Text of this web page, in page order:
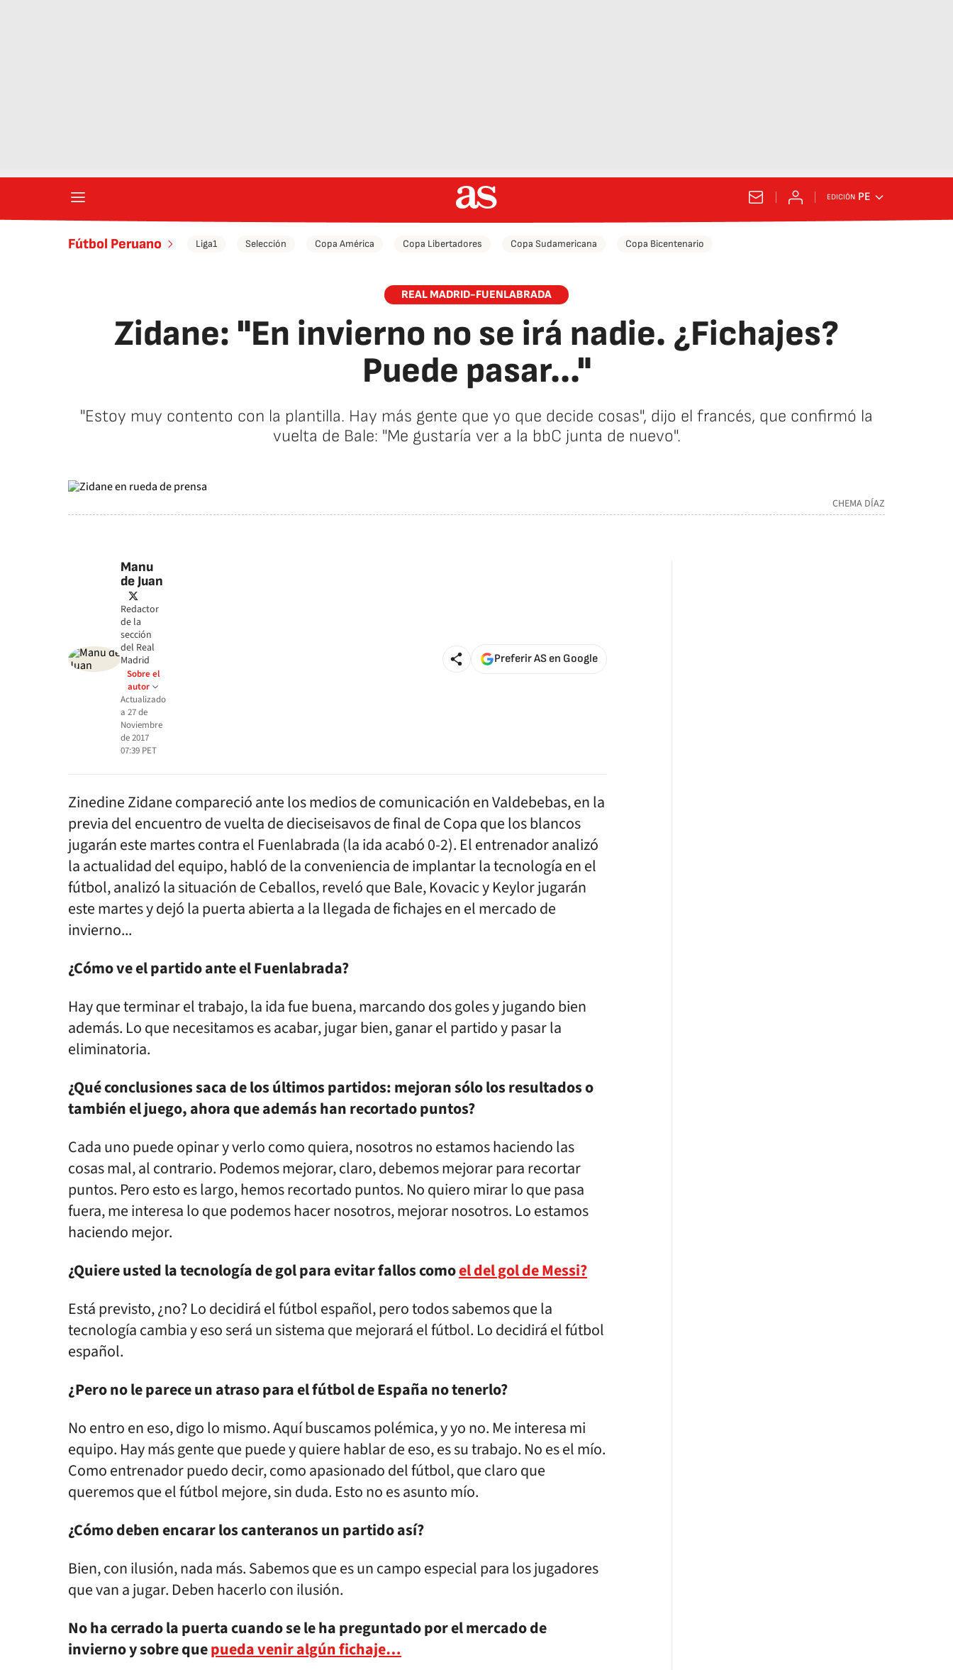
EDICIÓN PE
Fútbol Peruano Liga1 Selección Copa América Copa Libertadores Copa Sudamericana Copa Bicentenario
REAL MADRID-FUENLABRADA
Zidane: "En invierno no se irá nadie. ¿Fichajes?
Puede pasar..."
"Estoy muy contento con la plantilla. Hay más gente que yo que decide cosas", dijo el francés, que confirmó la
vuelta de Bale: "Me gustaría ver a la bbC junta de nuevo".
CHEMA DÍAZ
Manu
de Juan
twitter
Redactor
de la
sección
del Real
Madrid
Sobre el
autor
Actualizado
a 27 de
Noviembre
de 2017
07:39 PET
Preferir AS en Google
Zinedine Zidane compareció ante los medios de comunicación en Valdebebas, en la
previa del encuentro de vuelta de dieciseisavos de final de Copa que los blancos
jugarán este martes contra el Fuenlabrada (la ida acabó 0-2). El entrenador analizó
la actualidad del equipo, habló de la conveniencia de implantar la tecnología en el
fútbol, analizó la situación de Ceballos, reveló que Bale, Kovacic y Keylor jugarán
este martes y dejó la puerta abierta a la llegada de fichajes en el mercado de
invierno...
¿Cómo ve el partido ante el Fuenlabrada?
Hay que terminar el trabajo, la ida fue buena, marcando dos goles y jugando bien
además. Lo que necesitamos es acabar, jugar bien, ganar el partido y pasar la
eliminatoria.
¿Qué conclusiones saca de los últimos partidos: mejoran sólo los resultados o
también el juego, ahora que además han recortado puntos?
Cada uno puede opinar y verlo como quiera, nosotros no estamos haciendo las
cosas mal, al contrario. Podemos mejorar, claro, debemos mejorar para recortar
puntos. Pero esto es largo, hemos recortado puntos. No quiero mirar lo que pasa
fuera, me interesa lo que podemos hacer nosotros, mejorar nosotros. Lo estamos
haciendo mejor.
¿Quiere usted la tecnología de gol para evitar fallos comoel del gol de Messi?
Está previsto, ¿no? Lo decidirá el fútbol español, pero todos sabemos que la
tecnología cambia y eso será un sistema que mejorará el fútbol. Lo decidirá el fútbol
español.
¿Pero no le parece un atraso para el fútbol de España no tenerlo?
No entro en eso, digo lo mismo. Aquí buscamos polémica, y yo no. Me interesa mi
equipo. Hay más gente que puede y quiere hablar de eso, es su trabajo. No es el mío.
Como entrenador puedo decir, como apasionado del fútbol, que claro que
queremos que el fútbol mejore, sin duda. Esto no es asunto mío.
¿Cómo deben encarar los canteranos un partido así?
Bien, con ilusión, nada más. Sabemos que es un campo especial para los jugadores
que van a jugar. Deben hacerlo con ilusión.
No ha cerrado la puerta cuando se le ha preguntado por el mercado de
invierno y sobre quepueda venir algún fichaje…